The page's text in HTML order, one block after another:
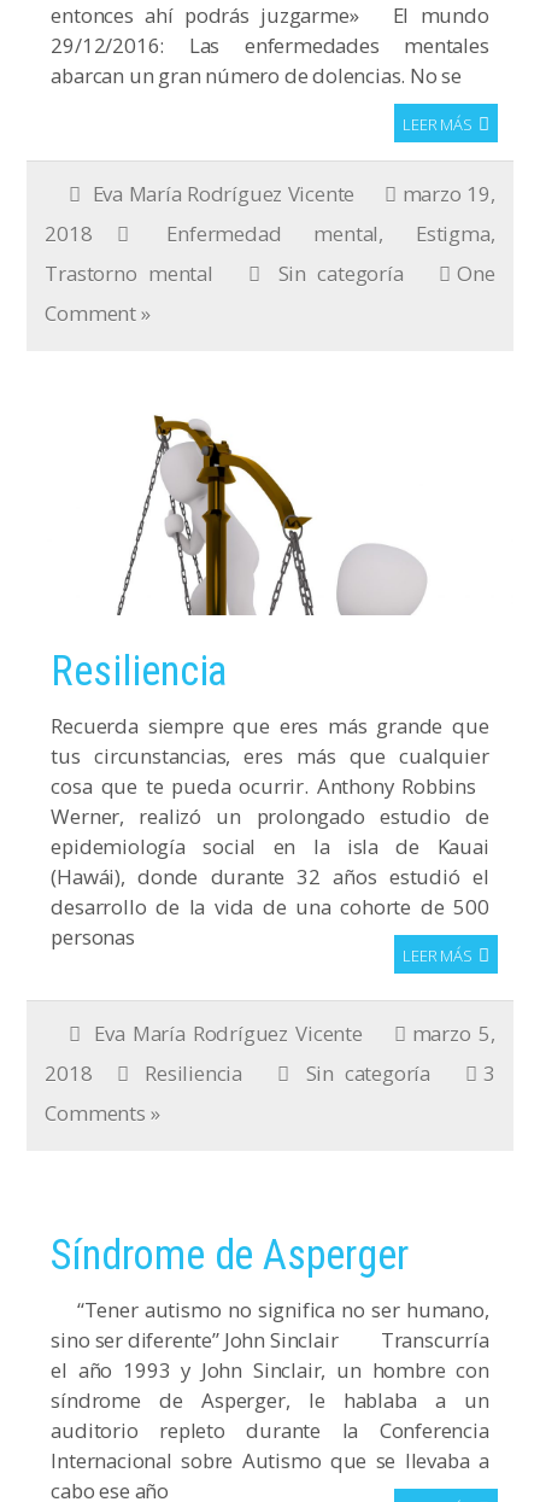
entonces ahí podrás juzgarme» El mundo
29/12/2016: Las enfermedades mentales
abarcan un gran número de dolencias. No se
LEER MÁS
Eva María Rodríguez Vicente
marzo 19,
2018
Enfermedad mental, Estigma,
Trastorno mental
Sin categoría
One
Comment »
Resiliencia
Recuerda siempre que eres más grande que
tus circunstancias, eres más que cualquier
cosa que te pueda ocurrir. Anthony Robbins
Werner, realizó un prolongado estudio de
epidemiología social en la isla de Kauai
(Hawái), donde durante 32 años estudió el
desarrollo de la vida de una cohorte de 500
personas
LEER MÁS
Eva María Rodríguez Vicente
marzo 5,
2018
Resiliencia Sin categoría
3
Comments »
Síndrome de Asperger
“Tener autismo no significa no ser humano,
sino ser diferente” John Sinclair Transcurría
el año 1993 y John Sinclair, un hombre con
síndrome de Asperger, le hablaba a un
auditorio repleto durante la Conferencia
Internacional sobre Autismo que se llevaba a
cabo ese año